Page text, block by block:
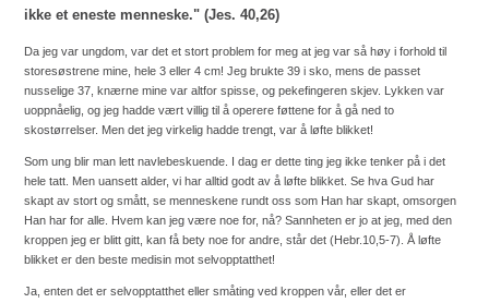
ikke et eneste menneske." (Jes. 40,26)
Da jeg var ungdom, var det et stort problem for meg at jeg var så høy i forhold til
storesøstrene mine, hele 3 eller 4 cm! Jeg brukte 39 i sko, mens de passet
nusselige 37, knærne mine var altfor spisse, og pekefingeren skjev. Lykken var
uoppnåelig, og jeg hadde vært villig til å operere føttene for å gå ned to
skostørrelser. Men det jeg virkelig hadde trengt, var å løfte blikket!
Som ung blir man lett navlebeskuende. I dag er dette ting jeg ikke tenker på i det
hele tatt. Men uansett alder, vi har alltid godt av å løfte blikket. Se hva Gud har
skapt av stort og smått, se menneskene rundt oss som Han har skapt, omsorgen
Han har for alle. Hvem kan jeg være noe for, nå? Sannheten er jo at jeg, med den
kroppen jeg er blitt gitt, kan få bety noe for andre, står det (Hebr.10,5-7). Å løfte
blikket er den beste medisin mot selvopptatthet!
Ja, enten det er selvopptatthet eller småting ved kroppen vår, eller det er